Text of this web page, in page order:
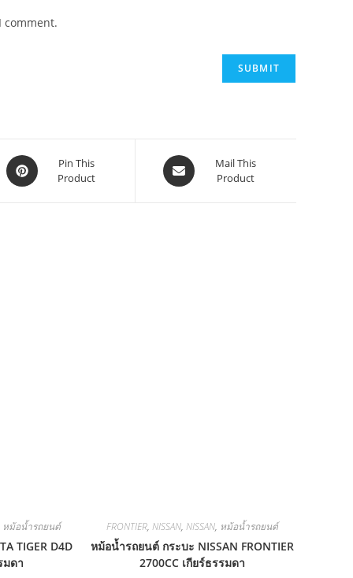
comment.
Pin This
Product
Mail This
Product
หม้อน้ำรถยนต์
TIGER D4D
มดา
FRONTIER, NISSAN, NISSAN, หม้อน้ำรถยนต์
หม้อน้ำรถยนต์ กระบะ NISSAN FRONTIER
2700CC เกียร์ธรรมดา